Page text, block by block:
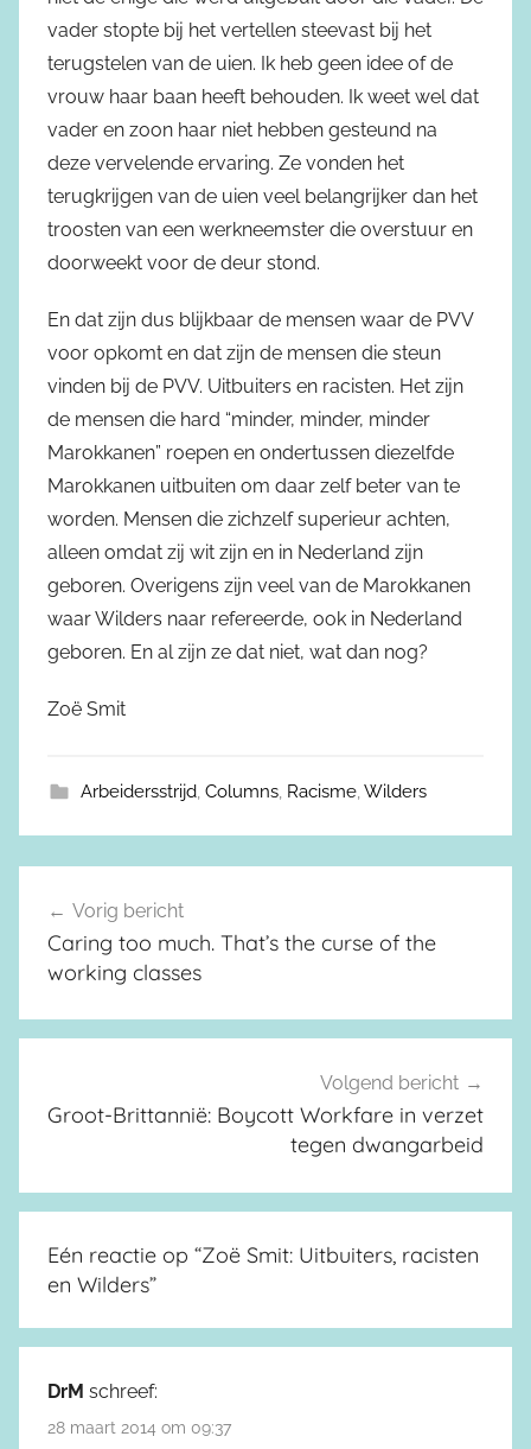
vader stopte bij het vertellen steevast bij het
terugstelen van de uien. Ik heb geen idee of de
vrouw haar baan heeft behouden. Ik weet wel dat
vader en zoon haar niet hebben gesteund na
deze vervelende ervaring. Ze vonden het
terugkrijgen van de uien veel belangrijker dan het
troosten van een werkneemster die overstuur en
doorweekt voor de deur stond.
En dat zijn dus blijkbaar de mensen waar de PVV
voor opkomt en dat zijn de mensen die steun
vinden bij de PVV. Uitbuiters en racisten. Het zijn
de mensen die hard “minder, minder, minder
Marokkanen” roepen en ondertussen diezelfde
Marokkanen uitbuiten om daar zelf beter van te
worden. Mensen die zichzelf superieur achten,
alleen omdat zij wit zijn en in Nederland zijn
geboren. Overigens zijn veel van de Marokkanen
waar Wilders naar refereerde, ook in Nederland
geboren. En al zijn ze dat niet, wat dan nog?
Zoë Smit
Arbeidersstrijd, Columns, Racisme,Wilders
Berichtnavigatie
Vorig bericht
Caring too much. That’s the curse of the
working classes
Volgend bericht
Groot-Brittannië: Boycott Workfare in verzet
tegen dwangarbeid
Eén reactie op “Zoë Smit: Uitbuiters, racisten
en Wilders”
DrM schreef:
28 maart 2014 om 09:37